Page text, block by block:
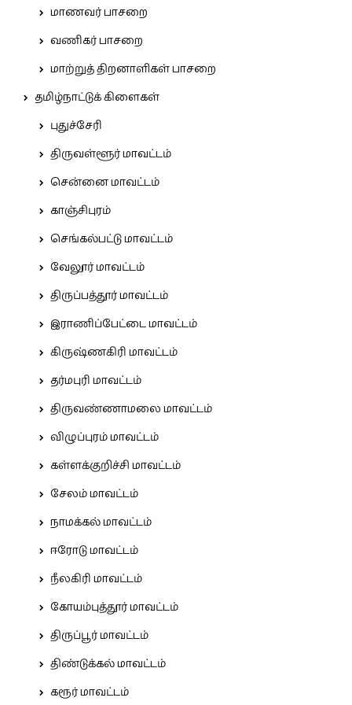
மாணவர் பாசறை
வணிகர் பாசறை
மாற்றுத் திறனாளிகள் பாசறை
தமிழ்நாட்டுக் கிளைகள்
புதுச்சேரி
திருவள்ளூர் மாவட்டம்
சென்னை மாவட்டம்
காஞ்சிபுரம்
செங்கல்பட்டு மாவட்டம்
வேலூர் மாவட்டம்
திருப்பத்தூர் மாவட்டம்
இராணிப்பேட்டை மாவட்டம்
கிருஷ்ணகிரி மாவட்டம்
தர்மபுரி மாவட்டம்
திருவண்ணாமலை மாவட்டம்
விழுப்புரம் மாவட்டம்
கள்ளக்குறிச்சி மாவட்டம்
சேலம் மாவட்டம்
நாமக்கல் மாவட்டம்
ஈரோடு மாவட்டம்
நீலகிரி மாவட்டம்
கோயம்புத்தூர் மாவட்டம்
திருப்பூர் மாவட்டம்
திண்டுக்கல் மாவட்டம்
கரூர் மாவட்டம்